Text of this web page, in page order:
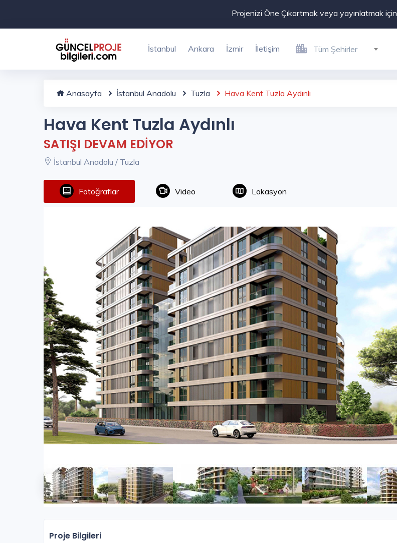
Projenizi Öne Çıkartmak veya yayınlatmak için
İstanbul Ankara İzmir İletişim Tüm Şehirler
Anasayfa İstanbul Anadolu Tuzla Hava Kent Tuzla Aydınlı
Hava Kent Tuzla Aydınlı
SATIŞI DEVAM EDİYOR
İstanbul Anadolu / Tuzla
Fotoğraflar Video Lokasyon
Proje Bilgileri